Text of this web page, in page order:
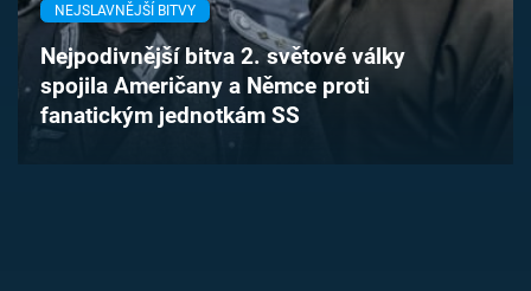
Časopis
Sledujte prima+
NEJSLAVNĚJŠÍ BITVY
Nejpodivnější bitva 2. světové války
spojila Američany a Němce proti
fanatickým jednotkám SS